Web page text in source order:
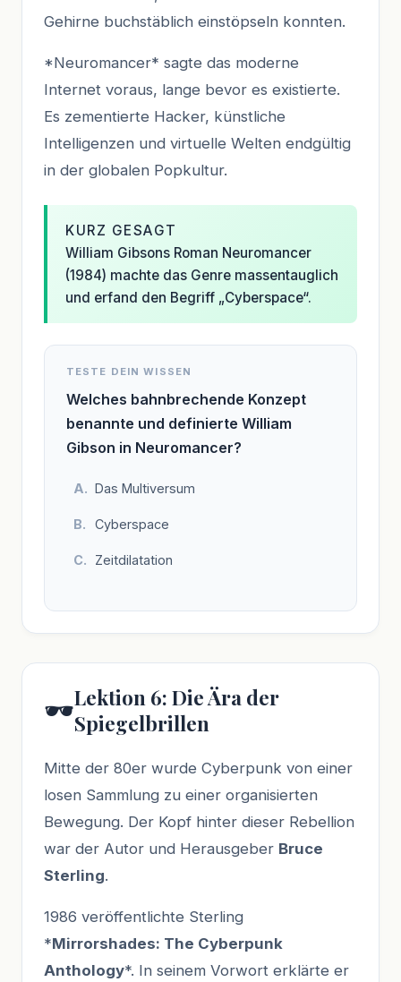
Gehirne buchstäblich einstöpseln konnten.
*Neuromancer* sagte das moderne
Internet voraus, lange bevor es existierte.
Es zementierte Hacker, künstliche
Intelligenzen und virtuelle Welten endgültig
in der globalen Popkultur.
KURZ GESAGT
William Gibsons Roman Neuromancer
(1984) machte das Genre massentauglich
und erfand den Begriff „Cyberspace“.
TESTE DEIN WISSEN
Welches bahnbrechende Konzept
benannte und definierte William
Gibson in Neuromancer?
Das Multiversum
Cyberspace
Zeitdilatation
🕶️Lektion 6: Die Ära der
Spiegelbrillen
Mitte der 80er wurde Cyberpunk von einer
losen Sammlung zu einer organisierten
Bewegung. Der Kopf hinter dieser Rebellion
war der Autor und Herausgeber Bruce
Sterling.
1986 veröffentlichte Sterling
*Mirrorshades: The Cyberpunk
Anthology*. In seinem Vorwort erklärte er